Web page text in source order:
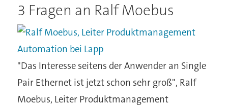
3 Fragen an Ralf Moebus
"Das Interesse seitens der Anwender an Single
Pair Ethernet ist jetzt schon sehr groß", Ralf
Moebus, Leiter Produktmanagement